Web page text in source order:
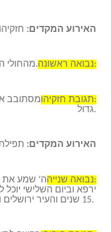
האירוע המקדים:
נבואה ראשונה: מהחולי הזה ימות ולא יחיה.
תגובת חזקיהו:
גדול.
האירוע המקדים:
נבואה שנייה:
ירפא וביום השלישי יוכל
15 שנים והעיר ירושלים והוא יהיו מוגנים ממלך אשור.